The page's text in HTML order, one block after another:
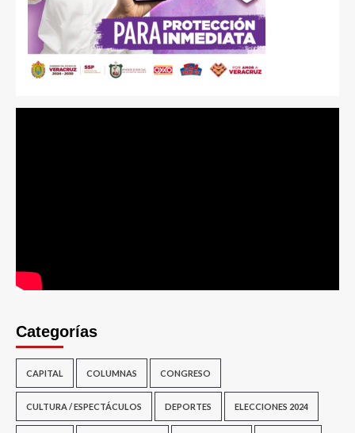
Categorías
CAPITAL COLUMNAS CONGRESO
CULTURA / ESPECTÁCULOS DEPORTES ELECCIONES 2024